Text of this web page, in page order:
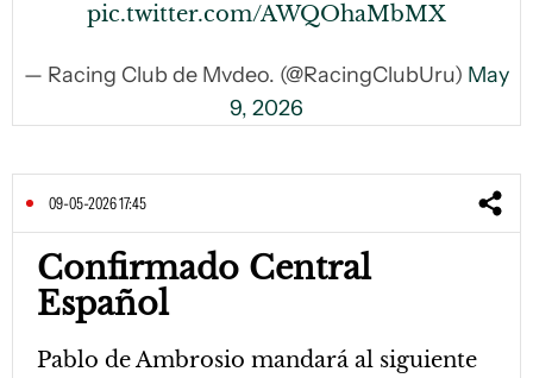
pic.twitter.com/AWQOhaMbMX
— Racing Club de Mvdeo. (@RacingClubUru) May
9, 2026
09-05-2026 17:45
Confirmado Central
Español
Pablo de Ambrosio mandará al siguiente